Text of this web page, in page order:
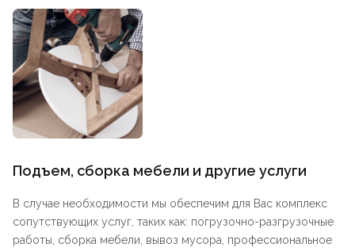
Подъем, сборка мебели и другие услуги
В случае необходимости мы обеспечим для Вас комплекс
сопутствующих услуг, таких как: погрузочно-разгрузочные
работы, сборка мебели, вывоз мусора, профессиональное